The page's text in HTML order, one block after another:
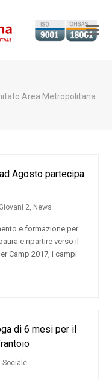
Area Metropolitana
Agosto partecipa
Giovani 2, News
e formazione per
e ripartire verso il
Camp 2017, i campi
di 6 mesi per il
Sociale